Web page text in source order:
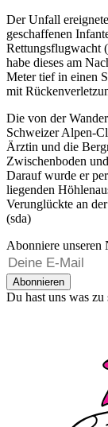
Der Unfall
geschaffenen
Rettungsflugwacht
habe dieses am
Meter tief in einen
mit
Die von der
Schweizer Alpen-
Ärztin und die
Zwischenboden
Darauf wurde er
liegenden
Verunglückte an
(sda)
Abonniere unseren
Abonnieren
Du hast uns was zu